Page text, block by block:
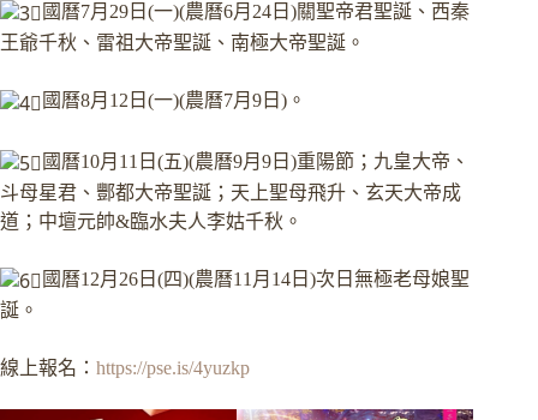
國曆7月29日(一)(農曆6月24日)關聖帝君聖誕、西秦
王爺千秋、雷祖大帝聖誕、南極大帝聖誕。
國曆8月12日(一)(農曆7月9日)。
國曆10月11日(五)(農曆9月9日)重陽節；九皇大帝、
斗母星君、酆都大帝聖誕；天上聖母飛升、玄天大帝成
道；中壇元帥&臨水夫人李姑千秋。
國曆12月26日(四)(農曆11月14日)次日無極老母娘聖
誕。
線上報名： https://pse.is/4yuzkp